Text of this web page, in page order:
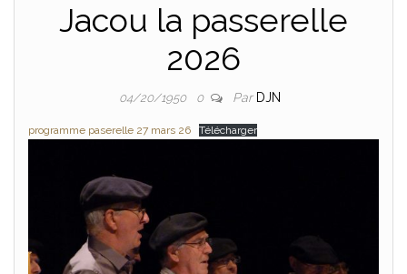
Jacou la passerelle
2026
04/20/1950 0 Par DJN
programme paserelle 27 mars 26 Télécharger